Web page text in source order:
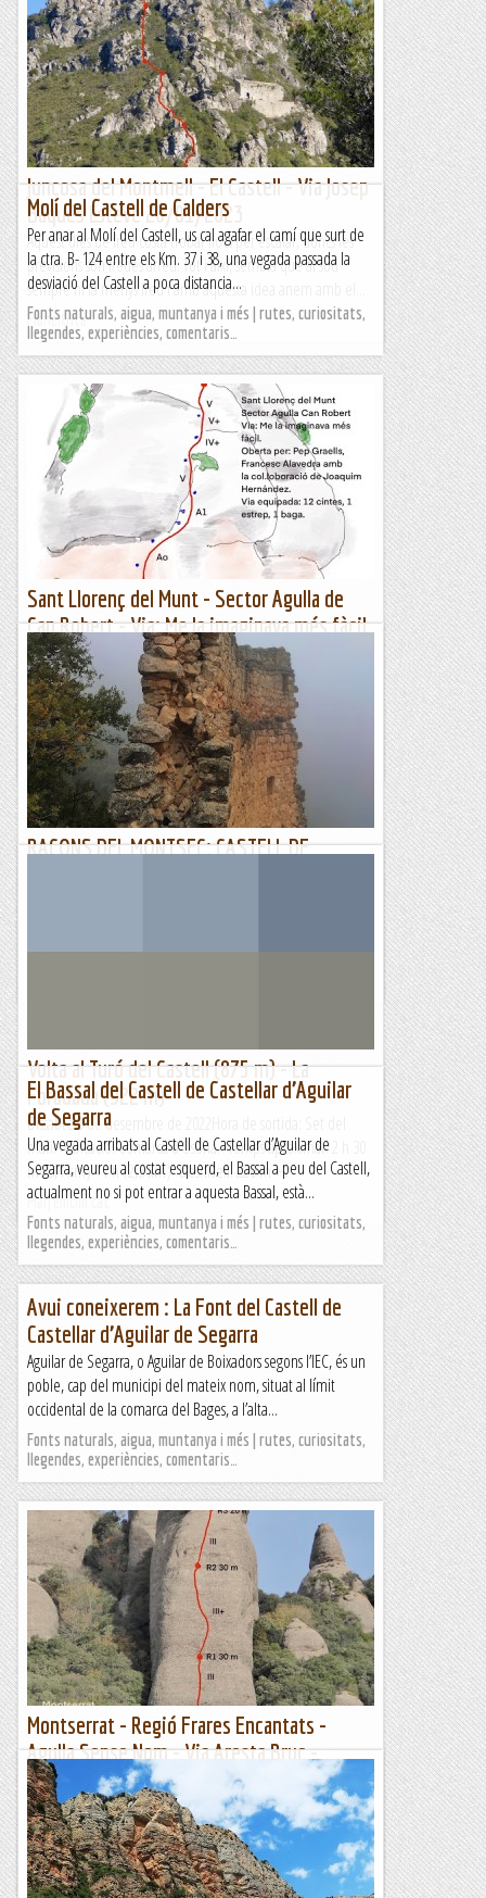
Juncosa del Montmell - El Castell - Via Josep
Baqués Esteve 28/01/2023
Aquest dies de fred costa trobar llocs per escalar, doncs les
previsions són fredes arreu. Tot i així, sembla que al sud
sempre hi fa menys fred i amb aquesta idea anem amb el...
Manel&Ita
Molí del Castell de Calders
Per anar al Molí del Castell, us cal agafar el camí que surt de
la ctra. B- 124 entre els Km. 37 i 38, una vegada passada la
desviació del Castell a poca distancia...
Fonts naturals, aigua, muntanya i més | rutes, curiositats,
llegendes, experiències, comentaris…
Sant Llorenç del Munt - Sector Agulla de
Can Robert - Via: Me la imaginava més fàcil
- 19/12/2022
Sortim de casa veient la Mola totalment encapotada, només
veiem unes espurnes de sol a les parts més baixes que, ara hi
són, ara no hi són. Hem decidit jugar-nos-la....
Manel&Ita
RACONS DEL MONTSEC: CASTELL DE
veritat no sé on està. Un dia plujós i emboirat em...
Volta al Turó del Castell (875 m) - La
Foradada (922 m)
Dissabte 3 de desembre de 2022Hora de sortida: Set del
matí. Ubicació: Comarca d’Osona. Temps aproximat: 2 h 30
m (8,4 km) +1 h (2,3 km) Desnivell: 220 m +...
Maifemcim.cat
El Bassal del Castell de Castellar d’Aguilar
de Segarra
Una vegada arribats al Castell de Castellar d’Aguilar de
Segarra, veureu al costat esquerd, el Bassal a peu del Castell,
actualment no si pot entrar a aquesta Bassal, està...
Fonts naturals, aigua, muntanya i més | rutes, curiositats,
llegendes, experiències, comentaris…
Avui coneixerem : La Font del Castell de
Castellar d’Aguilar de Segarra
Aguilar de Segarra, o Aguilar de Boixadors segons l’IEC, és un
poble, cap del municipi del mateix nom, situat al límit
occidental de la comarca del Bages, a l’alta...
Fonts naturals, aigua, muntanya i més | rutes, curiositats,
llegendes, experiències, comentaris…
Montserrat - Regió Frares Encantats -
Agulla Sense Nom - Via Aresta Bruc -
24/11/2022
Feia temps que volíem tornar a les Agulles de l'Ànec i la
Sense Nom, però ens costava trobar el dia, i avui que el
temps no pintava massa fred hem decidit anar-hi.A...
Manel&Ita